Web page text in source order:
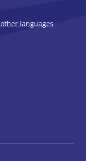
languages